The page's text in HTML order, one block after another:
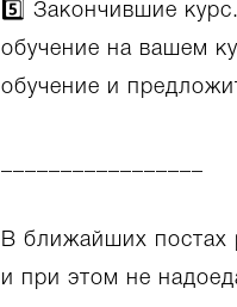
5️⃣ Закончившие
обучение на вашем
обучение и
В ближайших постах
и при этом не